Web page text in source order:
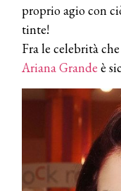
proprio agio con
tinte!
Fra le celebrità
Ariana Grande è